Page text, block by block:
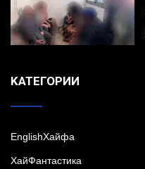
KАТЕГОРИИ
EnglishХайфа
XайФантастика